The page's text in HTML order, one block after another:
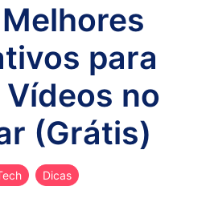
para
no
(Grátis)
Dicas